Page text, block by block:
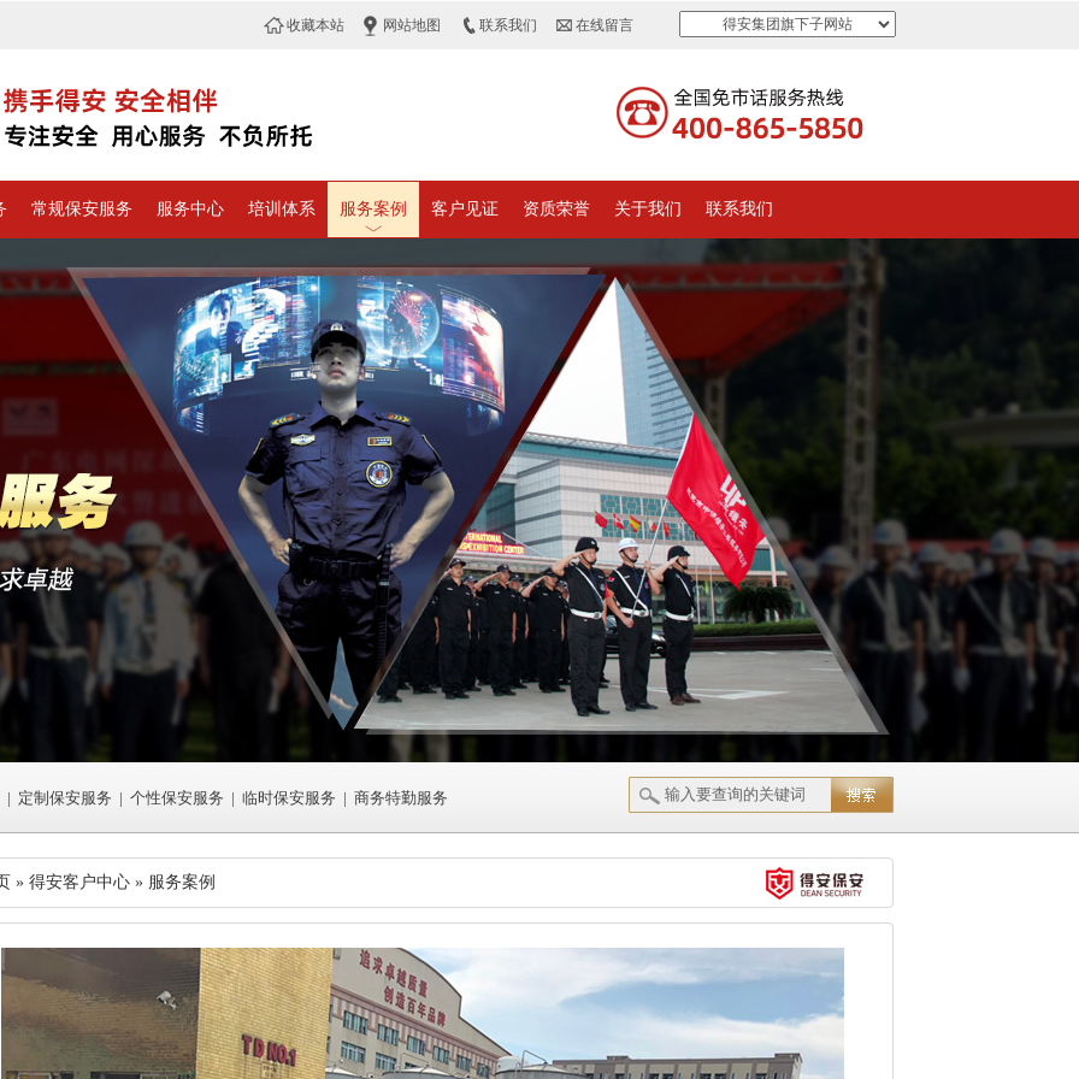
收藏本站 网站地图 联系我们 在线留言 得安集团旗下子网站
常规保安服务 服务中心 培训体系 服务案例 客户见证 资质荣誉 关于我们 联系我们
| 定制保安服务 | 个性保安服务 | 临时保安服务 | 商务特勤服务
» 得安客户中心 » 服务案例